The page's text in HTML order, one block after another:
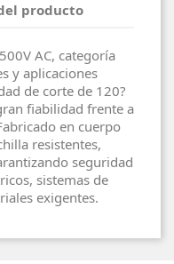
producto
AC, categoría
y aplicaciones
de corte de 120?
fiabilidad frente a
en cuerpo
resistentes,
seguridad
sistemas de
exigentes.